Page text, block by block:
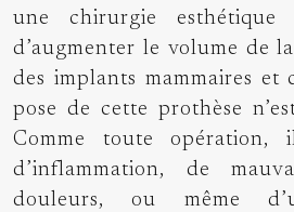
une chirurgie
d’augmenter le volume de
des implants mammaires et
pose de cette prothèse
Comme toute
d’inflammation, de
douleurs, ou même